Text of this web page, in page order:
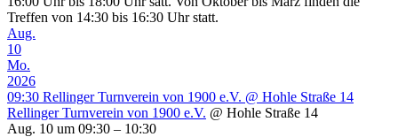
Treffen von 14:30 bis 16:30 Uhr statt.
Aug.
10
Mo.
2026
09:30 Rellinger Turnverein von 1900 e.V. @ Hohle Straße 14
Rellinger Turnverein von 1900 e.V. @ Hohle Straße 14
Aug. 10 um 09:30 – 10:30